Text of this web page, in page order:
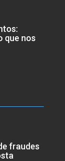
que nos
fraudes